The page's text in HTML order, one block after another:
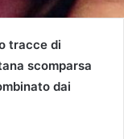
tracce di
scomparsa
dai